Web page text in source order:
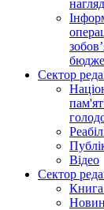
Сектор
Відео
Сектор
Книга